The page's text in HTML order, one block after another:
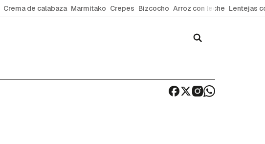
Crema de calabaza Marmitako Crepes Bizcocho Arroz con leche Lentejas